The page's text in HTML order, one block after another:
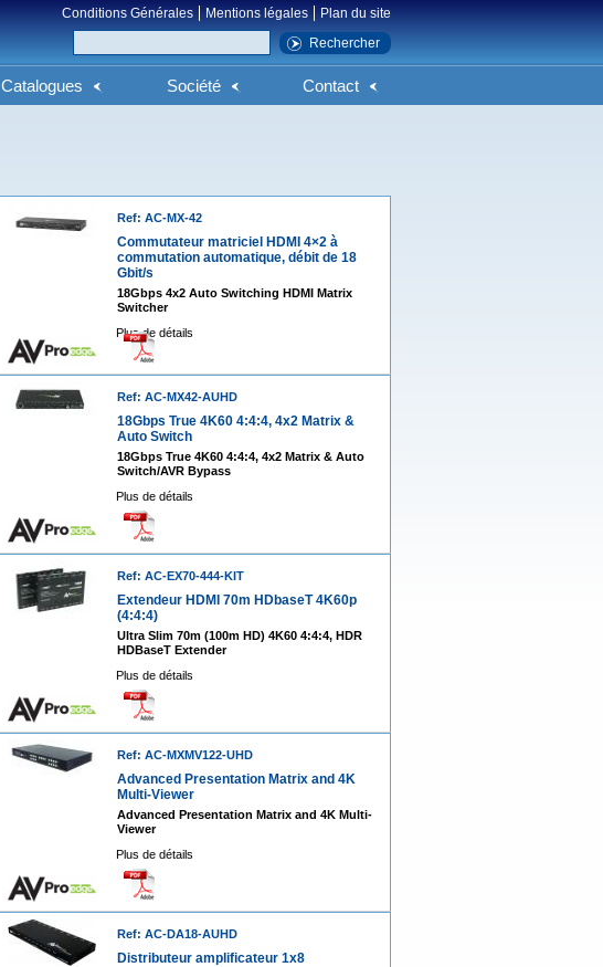
Conditions Générales Mentions légales Plan du site
Catalogues Société Contact
Ref: AC-MX-42
Commutateur matriciel HDMI 4×2 à
commutation automatique, débit de 18
Gbit/s
18Gbps 4x2 Auto Switching HDMI Matrix
Switcher
Plus de détails
Ref: AC-MX42-AUHD
18Gbps True 4K60 4:4:4, 4x2 Matrix &
Auto Switch
18Gbps True 4K60 4:4:4, 4x2 Matrix & Auto
Switch/AVR Bypass
Plus de détails
Ref: AC-EX70-444-KIT
Extendeur HDMI 70m HDbaseT 4K60p
(4:4:4)
Ultra Slim 70m (100m HD) 4K60 4:4:4, HDR
HDBaseT Extender
Plus de détails
Ref: AC-MXMV122-UHD
Advanced Presentation Matrix and 4K
Multi-Viewer
Advanced Presentation Matrix and 4K Multi-
Viewer
Plus de détails
Ref: AC-DA18-AUHD
Distributeur amplificateur 1x8